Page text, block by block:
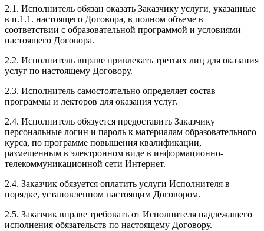
2.1. Исполнитель обязан оказать Заказчику услуги, указанные
в п.1.1. настоящего Договора, в полном объеме в
соответствии с образовательной программой и условиями
настоящего Договора.
2.2. Исполнитель вправе привлекать третьих лиц для оказания
услуг по настоящему Договору.
2.3. Исполнитель самостоятельно определяет состав
программы и лекторов для оказания услуг.
2.4. Исполнитель обязуется предоставить Заказчику
персональные логин и пароль к материалам образовательного
курса, по программе повышения квалификации,
размещенным в электронном виде в информационно-
телекоммуникационной сети Интернет.
2.4. Заказчик обязуется оплатить услуги Исполнителя в
порядке, установленном настоящим Договором.
2.5. Заказчик вправе требовать от Исполнителя надлежащего
исполнения обязательств по настоящему Договору.